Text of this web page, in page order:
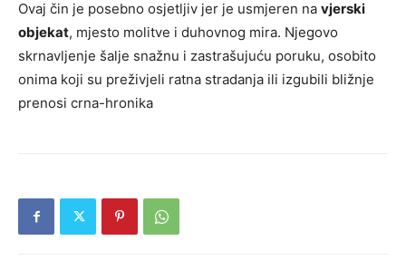
Ovaj čin je posebno osjetljiv jer je usmjeren na vjerski
objekat, mjesto molitve i duhovnog mira. Njegovo
skrnavljenje šalje snažnu i zastrašujuću poruku, osobito
onima koji su preživjeli ratna stradanja ili izgubili bližnje
prenosi crna-hronika